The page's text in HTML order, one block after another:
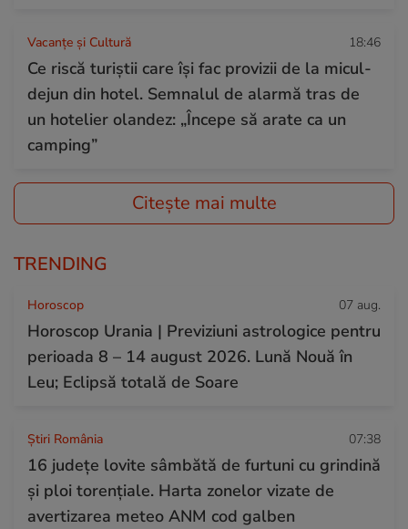
Vacanțe și Cultură 18:46
Ce riscă turiștii care își fac provizii de la micul-
dejun din hotel. Semnalul de alarmă tras de
un hotelier olandez: „Începe să arate ca un
camping”
Citește mai multe
TRENDING
Horoscop 07 aug.
Horoscop Urania | Previziuni astrologice pentru
perioada 8 – 14 august 2026. Lună Nouă în
Leu; Eclipsă totală de Soare
Știri România 07:38
16 județe lovite sâmbătă de furtuni cu grindină
și ploi torențiale. Harta zonelor vizate de
avertizarea meteo ANM cod galben